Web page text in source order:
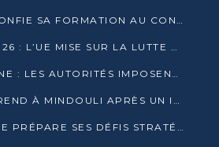
FOOTBALL : L’OL CONFIE SA FORMATION AU CONGOLAIS CHRISTIAN BASSILA
PRÉSIDENTIELLE 2026 : L’UE MISE SUR LA LUTTE CONTRE LA DÉSINFORMATION
PRIX DU GAZ BUTANE : LES AUTORITÉS IMPOSENT LE RESPECT DES PRIX RÉGLEMENTÉS
POOL : LA VIE REPREND À MINDOULI APRÈS UN INCIDENT ARMÉ SUR LA RN1
LE PORT AUTONOME PRÉPARE SES DÉFIS STRATÉGIQUES DE 2026